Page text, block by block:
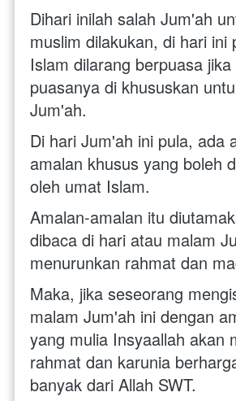
Dihari inilah salah Jum'ah
muslim dilakukan, di hari ini
Islam dilarang berpuasa jika
puasanya di khususkan
Jum'ah.
Di hari Jum'ah ini pula, ada
amalan khusus yang boleh
oleh umat Islam.
Amalan-amalan itu
dibaca di hari atau malam
menurunkan rahmat dan
Maka, jika seseorang
malam Jum'ah ini dengan
yang mulia Insyaallah akan
rahmat dan karunia
banyak dari Allah SWT.